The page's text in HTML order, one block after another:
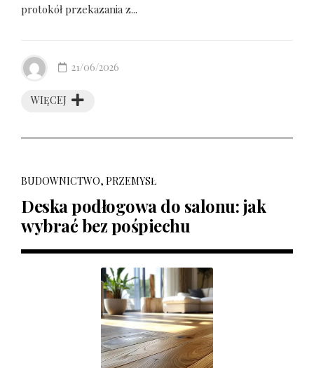
protokół przekazania z...
WIĘCEJ
21/06/2026
BUDOWNICTWO, PRZEMYSŁ
Deska podłogowa do salonu: jak
wybrać bez pośpiechu